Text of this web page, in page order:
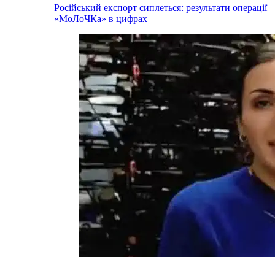
Російський експорт сиплеться: результати операції
«МоЛоЧКа» в цифрах